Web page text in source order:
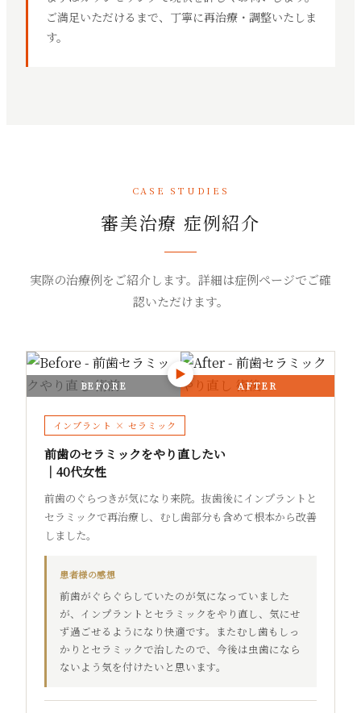
ご満足いただけるまで、丁寧に再治療・調整いたしま
す。
CASE STUDIES
審美治療 症例紹介
実際の治療例をご紹介します。詳細は症例ページでご確
認いただけます。
▶
BEFORE AFTER
インプラント × セラミック
前歯のセラミックをやり直したい
｜40代女性
前歯のぐらつきが気になり来院。抜歯後にインプラントと
セラミックで再治療し、むし歯部分も含めて根本から改善
しました。
患者様の感想
前歯がぐらぐらしていたのが気になっていました
が、インプラントとセラミックをやり直し、気にせ
ず過ごせるようになり快適です。またむし歯もしっ
かりとセラミックで治したので、今後は虫歯になら
ないよう気を付けたいと思います。